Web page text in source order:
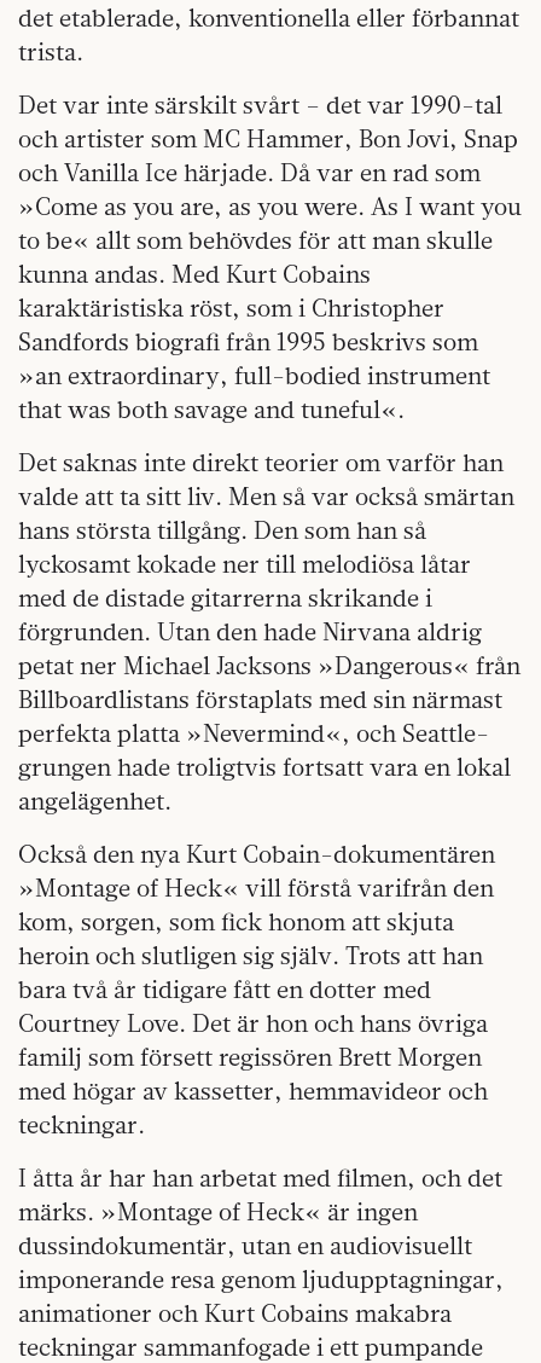
det etablerade, konventionella eller förbannat
trista.
Det var inte särskilt svårt – det var 1990-tal
och artister som MC Hammer, Bon Jovi, Snap
och Vanilla Ice härjade. Då var en rad som
»Come as you are, as you were. As I want you
to be« allt som behövdes för att man skulle
kunna andas. Med Kurt Cobains
karaktäristiska röst, som i Christopher
Sandfords biografi från 1995 beskrivs som
»an extraordinary, full-bodied instrument
that was both savage and tuneful«.
Det saknas inte direkt teorier om varför han
valde att ta sitt liv. Men så var också smärtan
hans största tillgång. Den som han så
lyckosamt kokade ner till melodiösa låtar
med de distade gitarrerna skrikande i
förgrunden. Utan den hade Nirvana aldrig
petat ner Michael Jacksons »Dangerous« från
Billboardlistans förstaplats med sin närmast
perfekta platta »Nevermind«, och Seattle-
grungen hade troligtvis fortsatt vara en lokal
angelägenhet.
Också den nya Kurt Cobain-dokumentären
»Montage of Heck« vill förstå varifrån den
kom, sorgen, som fick honom att skjuta
heroin och slutligen sig själv. Trots att han
bara två år tidigare fått en dotter med
Courtney Love. Det är hon och hans övriga
familj som försett regissören Brett Morgen
med högar av kassetter, hemmavideor och
teckningar.
I åtta år har han arbetat med filmen, och det
märks. »Montage of Heck« är ingen
dussindokumentär, utan en audiovisuellt
imponerande resa genom ljudupptagningar,
animationer och Kurt Cobains makabra
teckningar sammanfogade i ett pumpande